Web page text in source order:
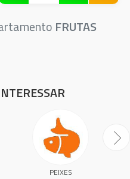
FRUTAS
PEIXES